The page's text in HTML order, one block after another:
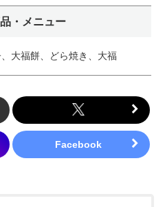
・メニュー
大福餅、どら焼き、大福